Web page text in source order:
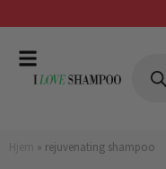
» rejuvenating shampoo